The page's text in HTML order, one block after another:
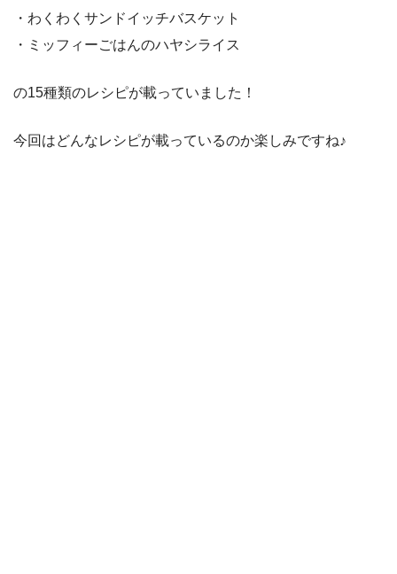
・わくわくサンドイッチバスケット
・ミッフィーごはんのハヤシライス
の15種類のレシピが載っていました！
今回はどんなレシピが載っているのか楽しみですね♪